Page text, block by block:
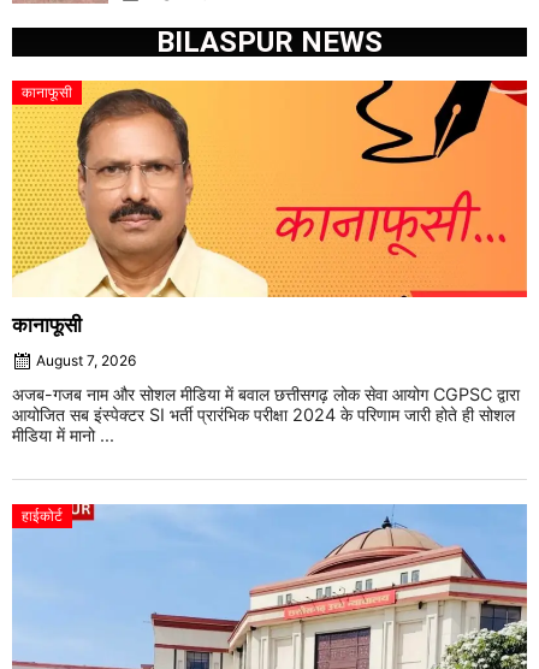
BILASPUR NEWS
कानाफूसी
कानाफूसी
August 7, 2026
अजब-गजब नाम और सोशल मीडिया में बवाल छत्तीसगढ़ लोक सेवा आयोग CGPSC द्वारा
आयोजित सब इंस्पेक्टर SI भर्ती प्रारंभिक परीक्षा 2024 के परिणाम जारी होते ही सोशल
मीडिया में मानो ...
हाईकोर्ट